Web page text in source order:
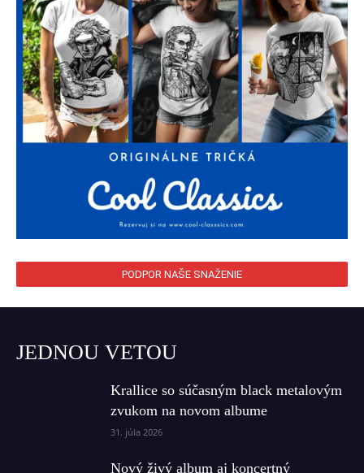
PODPOR NAŠE SNAŽENIE
JEDNOU VETOU
Krallice so súčasným black metalovým
zvukom na novom albume
31. júla 2026
Nový živý album aj koncertný